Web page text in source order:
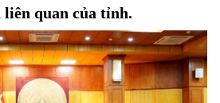
liên quan của tỉnh.